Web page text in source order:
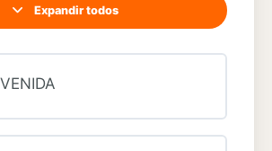
Expandir todos